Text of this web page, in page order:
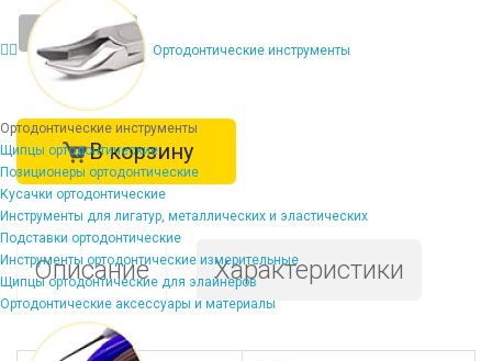
Ортодонтические инструменты
Ортодонтические инструменты
Щипцы ортодонтические
Позиционеры ортодонтические
Кусачки ортодонтические
Инструменты для лигатур, металлических и эластических
Подставки ортодонтические
Инструменты ортодонтические измерительные
Щипцы ортодонтические для элайнеров
Ортодонтические аксессуары и материалы
- +
В корзину
Описание Характеристики